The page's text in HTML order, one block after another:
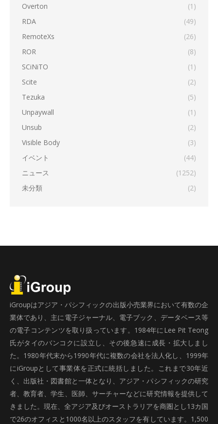
Overton
(1)
RDA
(49)
RemoteXs
(26)
ROR
(8)
SCiNiTO
(1)
Scite
(2)
Tezuka
(5)
Unpaywall
(1)
Unsub
(2)
Visible Body
(3)
イベント
(44)
ニュース
(1252)
未分類
(2)
iGroupはアジア・パシフィックの出版小売業界において有数の企
業体であり、主に電子ジャーナル、電子ブック、データベース等
の電子コンテンツを取り扱っています。1984年にLee Pit Teong
氏がタイのバンコクに設立し、その後急速に成長・拡大しまし
た。1980年代末から1990年代に複数の会社を法人化し、1999年
にiGroupとして事業体を正式に統括しました。これまで30年近
く、出版社・図書館と一体となり、アジア・パシフィックの研究
者、教育者、学生、医師、サーチャーなどに研究情報を提供して
きました。現在、全アジア及びオーストラリアを商圏とし13カ国
で26のオフィスと1000名以上のスタッフを有しています。1,500